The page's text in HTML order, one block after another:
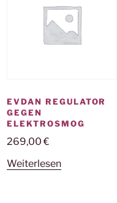
EVDAN REGULATOR
GEGEN
ELEKTROSMOG
269,00€
Weiterlesen